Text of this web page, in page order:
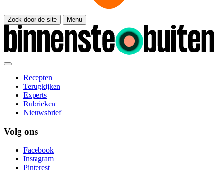
Zoek door de site Menu
Recepten
Terugkijken
Experts
Rubrieken
Nieuwsbrief
Volg ons
Facebook
Instagram
Pinterest